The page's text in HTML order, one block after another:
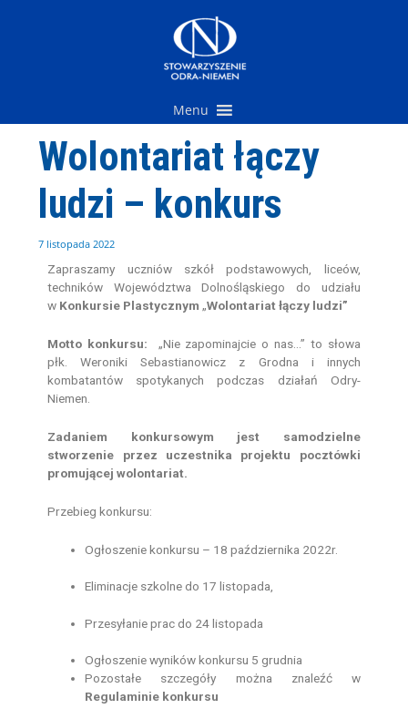
Menu
Wolontariat łączy
ludzi – konkurs
7 listopada 2022
Zapraszamy uczniów szkół podstawowych, liceów,
techników Województwa Dolnośląskiego do udziału
w Konkursie Plastycznym „Wolontariat łączy ludzi”
Motto konkursu:
„Nie zapominajcie o nas…” to słowa
płk. Weroniki Sebastianowicz z Grodna i innych
kombatantów spotykanych podczas działań Odry-
Niemen.
Zadaniem konkursowym jest samodzielne
stworzenie przez uczestnika projektu pocztówki
promującej wolontariat.
Przebieg konkursu:
Ogłoszenie konkursu – 18 października 2022r.
Eliminacje szkolne do 17 listopada,
Przesyłanie prac do 24 listopada
Ogłoszenie wyników konkursu 5 grudnia
Pozostałe szczegóły można znaleźć w
Regulaminie konkursu